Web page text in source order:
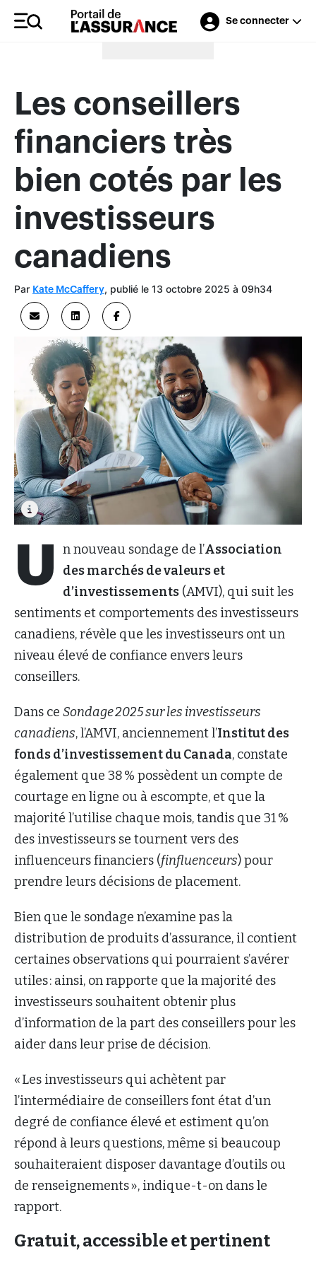
Se connecter
Merci à nos annonceurs
Les conseillers
financiers très
bien cotés par les
investisseurs
canadiens
Par Kate McCaffery, publié le 13 octobre 2025 à 09h34
U n nouveau sondage de l’Association
des marchés de valeurs et
d’investissements (AMVI), qui suit les
sentiments et comportements des investisseurs
canadiens, révèle que les investisseurs ont un
niveau élevé de confiance envers leurs
conseillers.
Dans ce Sondage 2025 sur les investisseurs
canadiens, l’AMVI, anciennement l’Institut des
fonds d’investissement du Canada, constate
également que 38 % possèdent un compte de
courtage en ligne ou à escompte, et que la
majorité l’utilise chaque mois, tandis que 31 %
des investisseurs se tournent vers des
influenceurs financiers (finfluenceurs) pour
prendre leurs décisions de placement.
Bien que le sondage n’examine pas la
distribution de produits d’assurance, il contient
certaines observations qui pourraient s’avérer
utiles : ainsi, on rapporte que la majorité des
investisseurs souhaitent obtenir plus
d’information de la part des conseillers pour les
aider dans leur prise de décision.
« Les investisseurs qui achètent par
l’intermédiaire de conseillers font état d’un
degré de confiance élevé et estiment qu’on
répond à leurs questions, même si beaucoup
souhaiteraient disposer davantage d’outils ou
de renseignements », indique-t-on dans le
rapport.
Gratuit, accessible et pertinent